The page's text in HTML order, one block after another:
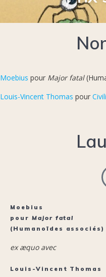
Moebius pour Major fatal
Louis-Vincent Thomas pour
Moebius
pour Major fatal
(Humanoïdes associés)
ex æquo avec
Louis-Vincent Thomas